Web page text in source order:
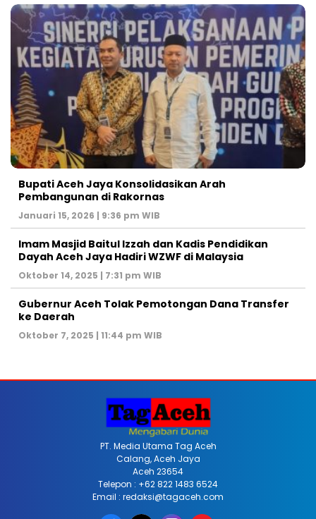
Bupati Aceh Jaya Konsolidasikan Arah
Pembangunan di Rakornas
Januari 15, 2026 | 9:36 pm WIB
Imam Masjid Baitul Izzah dan Kadis Pendidikan
Dayah Aceh Jaya Hadiri WZWF di Malaysia
Oktober 14, 2025 | 7:31 pm WIB
Gubernur Aceh Tolak Pemotongan Dana Transfer
ke Daerah
Oktober 7, 2025 | 11:44 pm WIB
PT. Media Utama Tag Aceh
Calang, Aceh Jaya
Aceh 23654
Telepon : +62 822 1483 6524
Email : redaksi@tagaceh.com